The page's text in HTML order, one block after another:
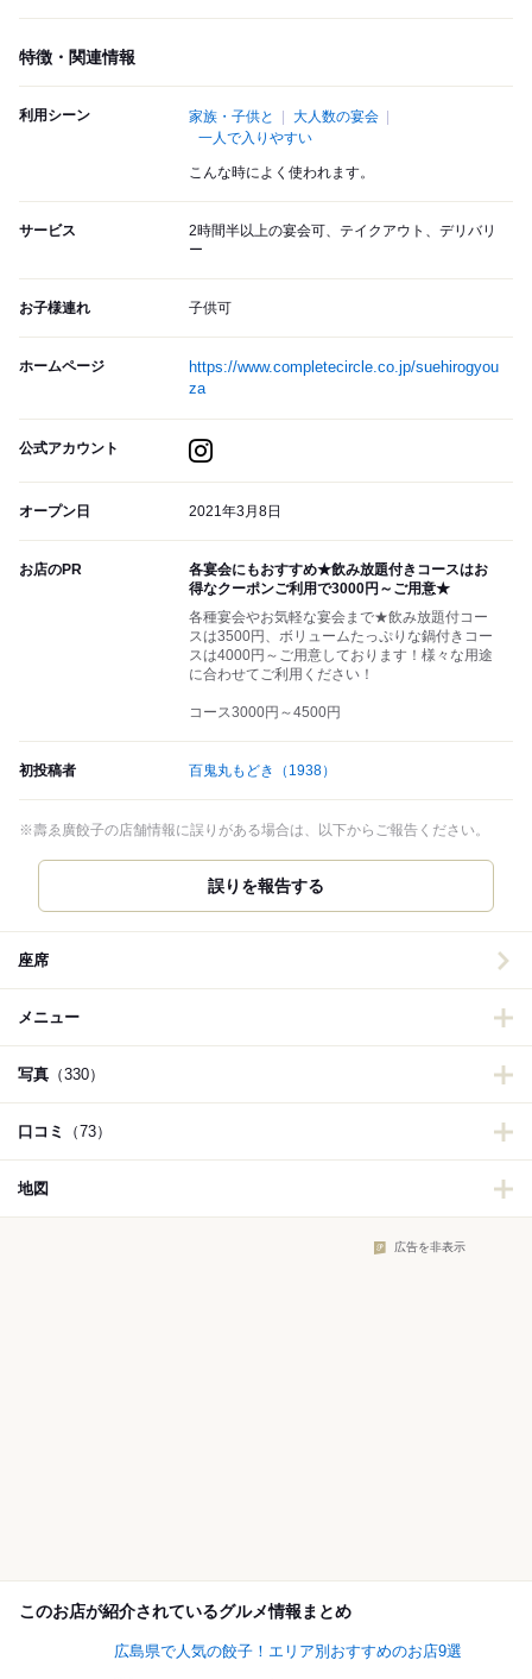
特徴・関連情報
利用シーン 家族・子供と
大人数の宴会
一人で入りやすい
こんな時によく使われます。
サービス
2時間半以上の宴会可、テイクアウト、デリバリ
ー
お子様連れ 子供可
ホームページ
https://www.completecircle.co.jp/suehirogyou
za
公式アカウント
オープン日 2021年3月8日
お店のPR
各宴会にもおすすめ★飲み放題付きコースはお
得なクーポンご利用で3000円～ご用意★
各種宴会やお気軽な宴会まで★飲み放題付コー
スは3500円、ボリュームたっぷりな鍋付きコー
スは4000円～ご用意しております！様々な用途
に合わせてご利用ください！
コース3000円～4500円
初投稿者 百鬼丸もどき （1938）
※壽ゑ廣餃子の店舗情報に誤りがある場合は、以下からご報告ください。
誤りを報告する
座席
メニュー
写真 （330）
口コミ （73）
地図
広告を非表示
このお店が紹介されているグルメ情報まとめ
広島県で人気の餃子！エリア別おすすめのお店9選